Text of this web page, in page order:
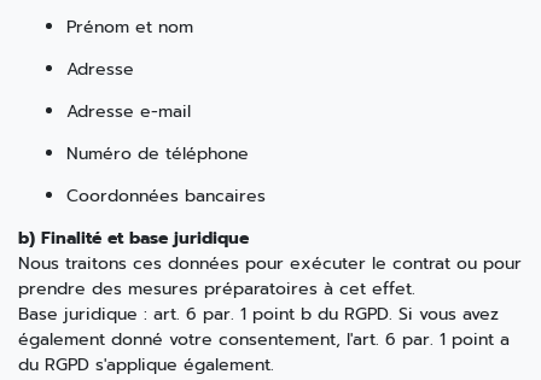
Prénom et nom
Adresse
Adresse e-mail
Numéro de téléphone
Coordonnées bancaires
b) Finalité et base juridique
Nous traitons ces données pour exécuter le contrat ou pour
prendre des mesures préparatoires à cet effet.
Base juridique : art. 6 par. 1 point b du RGPD. Si vous avez
également donné votre consentement, l'art. 6 par. 1 point a
du RGPD s'applique également.